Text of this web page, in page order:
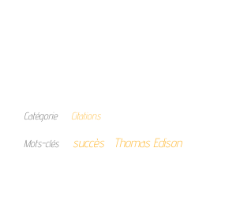
Catégorie Citations
Mots-clés succès Thomas Edison